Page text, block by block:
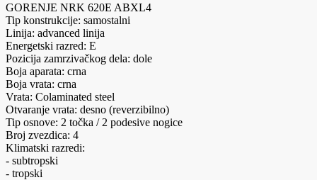
GORENJE NRK 620E ABXL4
Tip konstrukcije: samostalni
Linija: advanced linija
Energetski razred: E
Pozicija zamrzivačkog dela: dole
Boja aparata: crna
Boja vrata: crna
Vrata: Colaminated steel
Otvaranje vrata: desno (reverzibilno)
Tip osnove: 2 točka / 2 podesive nogice
Broj zvezdica: 4
Klimatski razredi:
- subtropski
- tropski